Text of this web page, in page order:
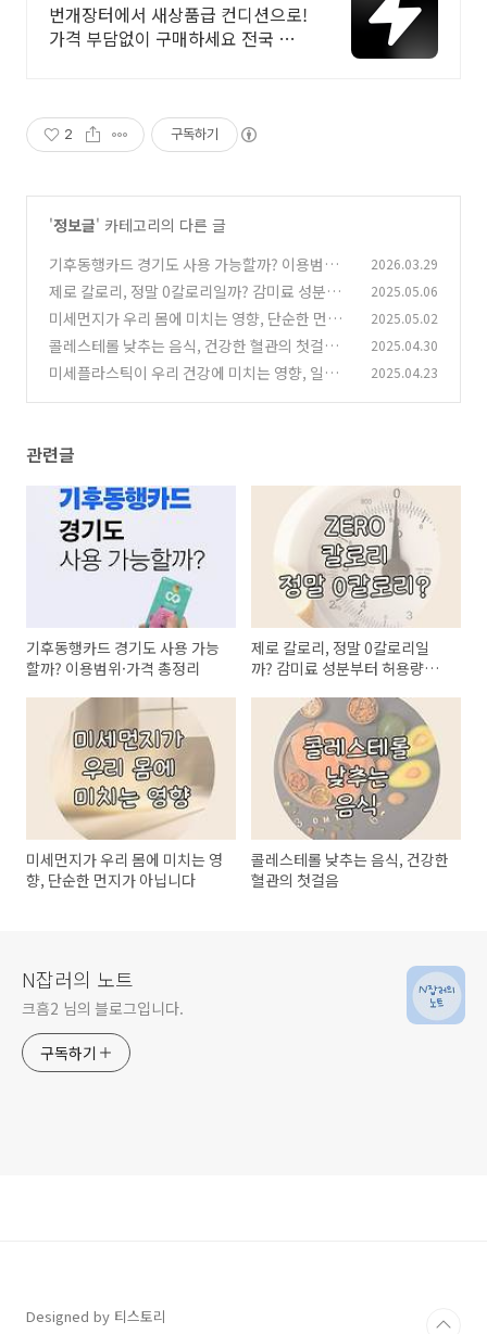
번개장터에서 새상품급 컨디션으로!
가격 부담없이 구매하세요 전국 각
2 구독하기
'정보글' 카테고리의 다른 글
기후동행카드 경기도 사용 가능할까? 이용범위·
가격 총정리
(0)
2026.03.29
제로 칼로리, 정말 0칼로리일까? 감미료 성분부
터 허용량까지 총정리
(0)
2025.05.06
미세먼지가 우리 몸에 미치는 영향, 단순한 먼지
가 아닙니다
(1)
2025.05.02
콜레스테롤 낮추는 음식, 건강한 혈관의 첫걸음
(0)
2025.04.30
미세플라스틱이 우리 건강에 미치는 영향, 일상
2025.04.23
관련글
기후동행카드 경기도 사용 가능
할까? 이용범위·가격 총정리
제로 칼로리, 정말 0칼로리일
까? 감미료 성분부터 허용량까
미세먼지가 우리 몸에 미치는 영
향, 단순한 먼지가 아닙니다
콜레스테롤 낮추는 음식, 건강한
혈관의 첫걸음
N잡러의 노트
크흠2 님의 블로그입니다.
구독하기
Designed by 티스토리